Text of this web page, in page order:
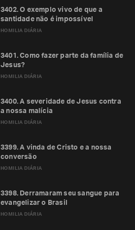
HOMILIA DIÁRIA
3402. O exemplo vivo de que a
santidade não é impossível
HOMILIA DIÁRIA
3401. Como fazer parte da família de
Jesus?
HOMILIA DIÁRIA
3400. A severidade de Jesus contra
a nossa malícia
HOMILIA DIÁRIA
3399. A vinda de Cristo e a nossa
conversão
HOMILIA DIÁRIA
3398. Derramaram seu sangue para
evangelizar o Brasil